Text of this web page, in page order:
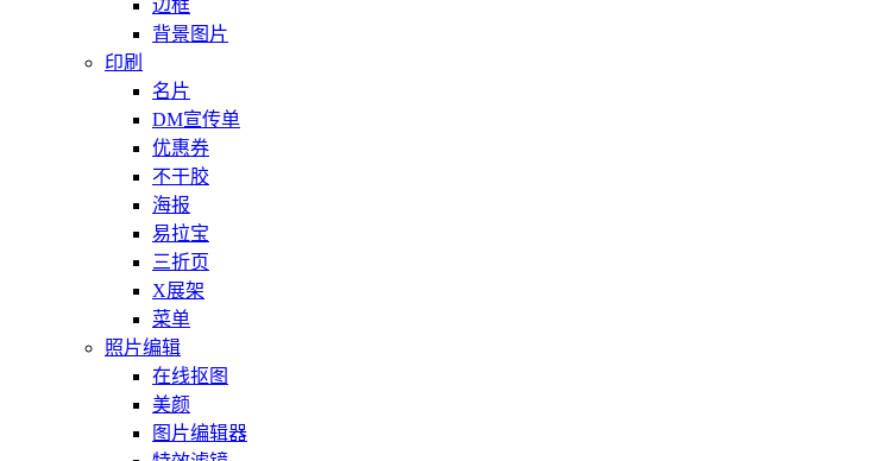
边框
背景图片
印刷
名片
DM宣传单
优惠券
不干胶
海报
易拉宝
三折页
X展架
菜单
照片编辑
在线抠图
美颜
图片编辑器